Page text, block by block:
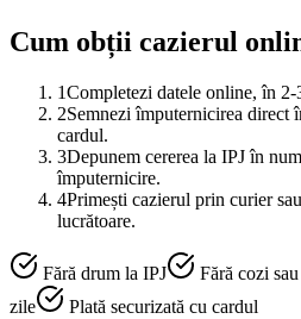
Cum obții cazierul
1Completezi datele online, în
2Semnezi împuternicirea direct
cardul.
3Depunem cererea la IPJ în
împuternicire.
4Primești cazierul prin curier
lucrătoare.
Fără drum la IPJ Fără cozi
zile
Plată securizată cu cardul